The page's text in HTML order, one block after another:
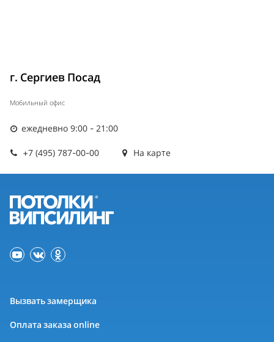
г. Сергиев Посад
Мобильный офис
ежедневно 9:00 - 21:00
+7 (495) 787-00-00 На карте
Вызвать замерщика
Оплата заказа online